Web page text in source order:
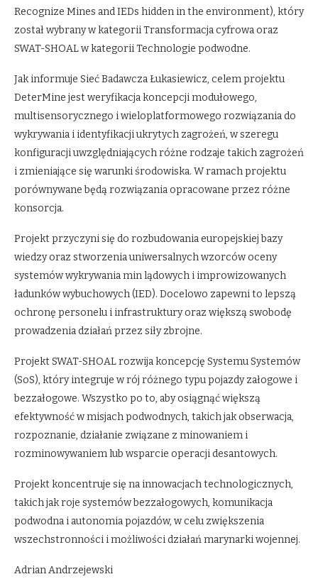
Recognize Mines and IEDs hidden in the environment), który
został wybrany w kategorii Transformacja cyfrowa oraz
SWAT-SHOAL w kategorii Technologie podwodne.
Jak informuje Sieć Badawcza Łukasiewicz, celem projektu
DeterMine jest weryfikacja koncepcji modułowego,
multisensorycznego i wieloplatformowego rozwiązania do
wykrywania i identyfikacji ukrytych zagrożeń, w szeregu
konfiguracji uwzględniających różne rodzaje takich zagrożeń
i zmieniające się warunki środowiska. W ramach projektu
porównywane będą rozwiązania opracowane przez różne
konsorcja.
Projekt przyczyni się do rozbudowania europejskiej bazy
wiedzy oraz stworzenia uniwersalnych wzorców oceny
systemów wykrywania min lądowych i improwizowanych
ładunków wybuchowych (IED). Docelowo zapewni to lepszą
ochronę personelu i infrastruktury oraz większą swobodę
prowadzenia działań przez siły zbrojne.
Projekt SWAT-SHOAL rozwija koncepcję Systemu Systemów
(SoS), który integruje w rój różnego typu pojazdy załogowe i
bezzałogowe. Wszystko po to, aby osiągnąć większą
efektywność w misjach podwodnych, takich jak obserwacja,
rozpoznanie, działanie związane z minowaniem i
rozminowywaniem lub wsparcie operacji desantowych.
Projekt koncentruje się na innowacjach technologicznych,
takich jak roje systemów bezzałogowych, komunikacja
podwodna i autonomia pojazdów, w celu zwiększenia
wszechstronności i możliwości działań marynarki wojennej.
Adrian Andrzejewski